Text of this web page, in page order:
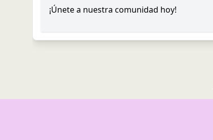
¡Únete a nuestra comunidad hoy!